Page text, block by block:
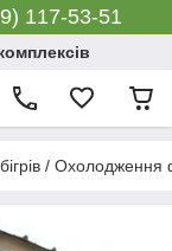
117-53-51
/